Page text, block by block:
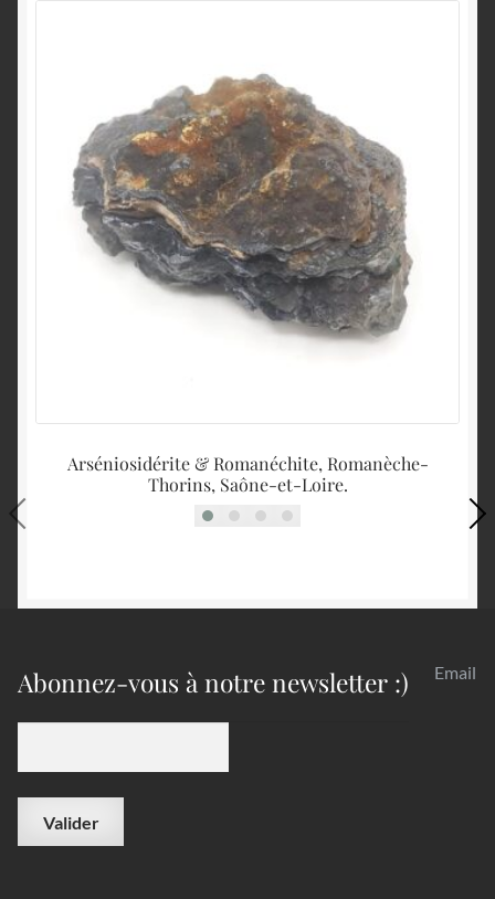
Arséniosidérite & Romanéchite, Romanèche-
Thorins, Saône-et-Loire.
Abonnez-vous à notre newsletter :) Email